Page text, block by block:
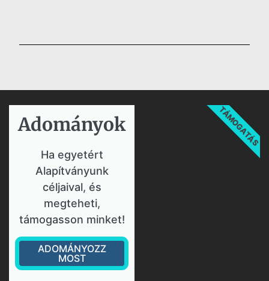
Adományok​
Ha egyetért
Alapítványunk
céljaival, és
megteheti,
támogasson minket!
ADOMÁNYOZZ
MOST
TÁMOGATÁS